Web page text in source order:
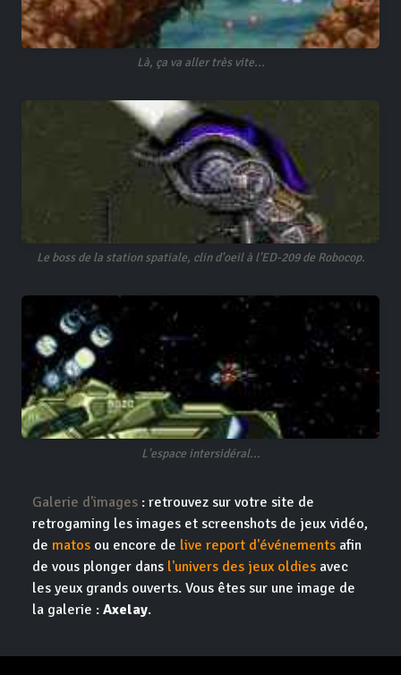
Là, ça va aller très vite...
Le boss de la station spatiale, clin d'oeil à l'ED-209 de Robocop.
L'espace intersidéral...
Galerie d'images : retrouvez sur votre site de
retrogaming les images et screenshots de jeux vidéo,
de matos ou encore de live report d'événements afin
de vous plonger dans l'univers des jeux oldies avec
les yeux grands ouverts. Vous êtes sur une image de
la galerie : Axelay.